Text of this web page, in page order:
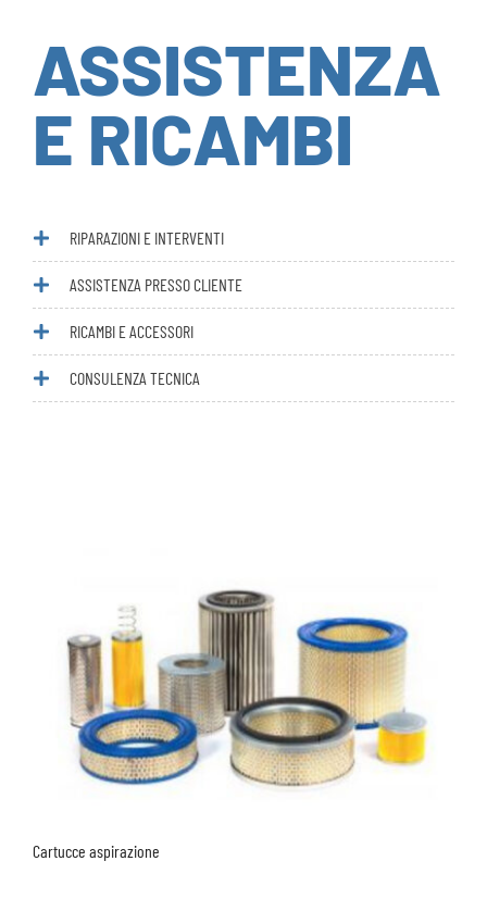
ASSISTENZA
E RICAMBI
ASSISTENZA PRESSO CLIENTE
RICAMBI E ACCESSORI
CONSULENZA TECNICA